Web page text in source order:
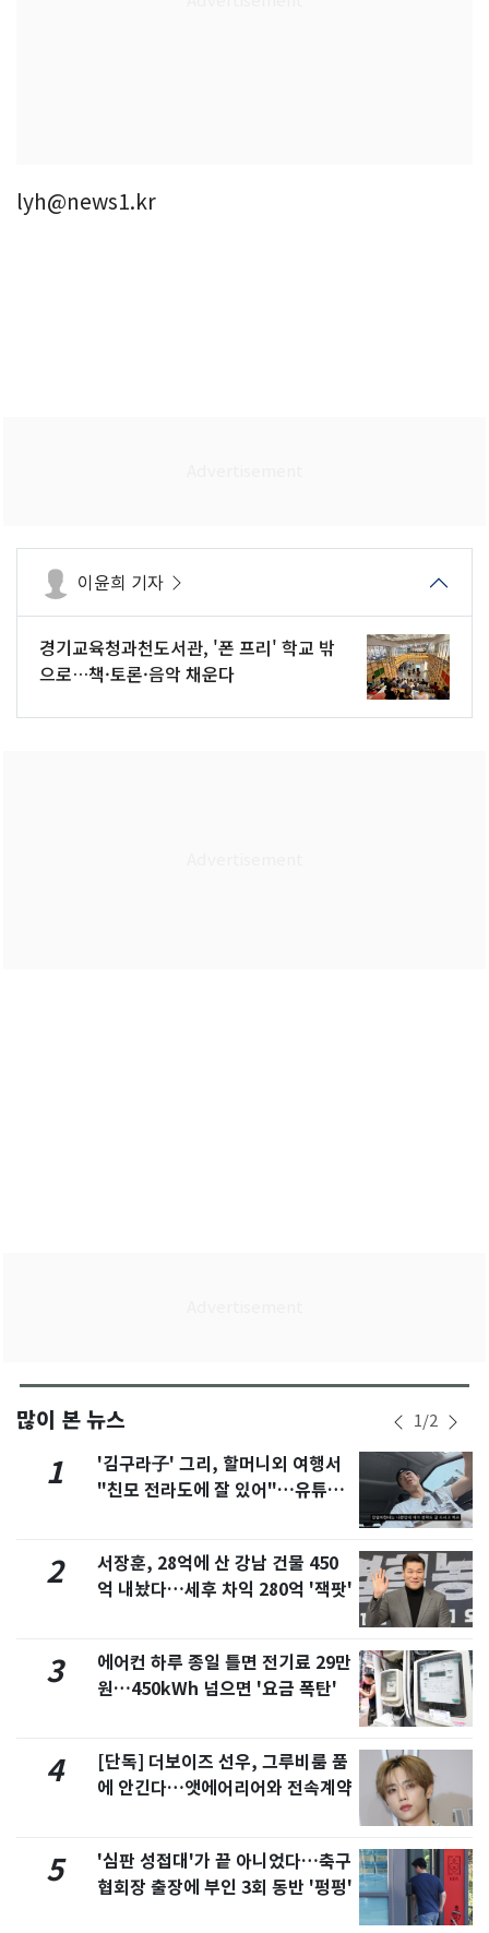
lyh@news1.kr
이윤희 기자
경기교육청과천도서관, '폰 프리' 학교 밖
으로…책·토론·음악 채운다
많이 본 뉴스 1/2
1
'김구라子' 그리, 할머니외 여행서
"친모 전라도에 잘 있어"…유튜브
2
서장훈, 28억에 산 강남 건물 450
억 내놨다…세후 차익 280억 '잭팟'
3
에어컨 하루 종일 틀면 전기료 29만
원…450kWh 넘으면 '요금 폭탄'
4
[단독] 더보이즈 선우, 그루비룸 품
에 안긴다…앳에어리어와 전속계약
5
'심판 성접대'가 끝 아니었다…축구
협회장 출장에 부인 3회 동반 '펑펑'